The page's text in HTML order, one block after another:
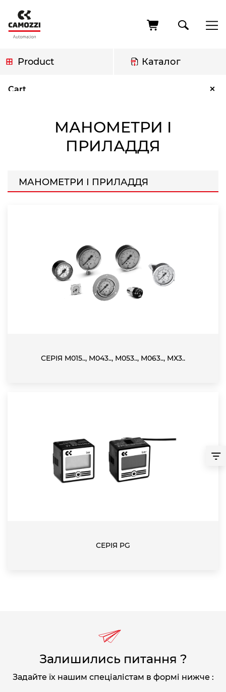
main
content
Product Каталог
Cart ×
МАНОМЕТРИ І
ПРИЛАДДЯ
МАНОМЕТРИ І ПРИЛАДДЯ
СЕРІЯ М015.., М043.., М053.., М063.., МХ3..
СЕРІЯ PG
Залишились питання ?
Задайте їх нашим спеціалістам в формі нижче :